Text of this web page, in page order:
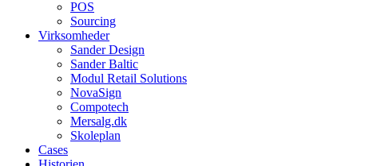
POS
Sourcing
Virksomheder
Sander Design
Sander Baltic
Modul Retail Solutions
NovaSign
Compotech
Mersalg.dk
Skoleplan
Cases